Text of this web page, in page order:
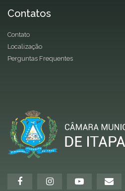
Contatos
Contato
Localização
Perguntas Frequentes